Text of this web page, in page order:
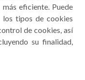
eficiente. Puede
los tipos de cookies
de cookies, así
su finalidad,